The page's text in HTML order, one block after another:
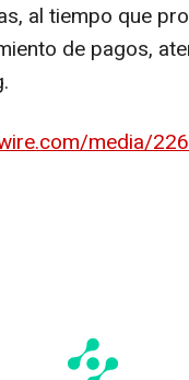
al tiempo que
de pagos,
media/